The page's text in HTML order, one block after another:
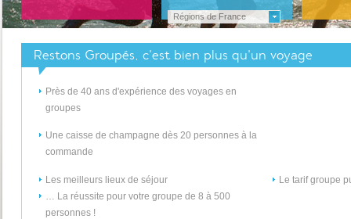
Régions de France
Restons Groupés, c'est bien plus qu'un voyage
Près de 40 ans d'expérience des voyages en
groupes
Une caisse de champagne dès 20 personnes à la
commande
Les meilleurs lieux de séjour
Le tarif groupe
… La réussite pour votre groupe de 8 à 500
personnes !